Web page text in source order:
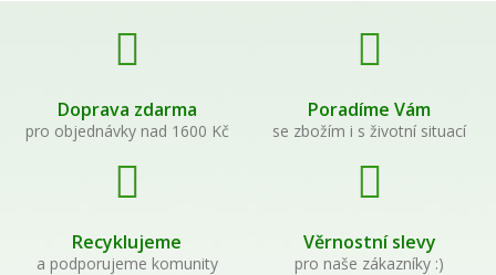
Doprava zdarma
pro objednávky nad 1600 Kč
Poradíme Vám
se zbožím i s životní situací
Recyklujeme
a podporujeme komunity
Věrnostní slevy
pro naše zákazníky :)